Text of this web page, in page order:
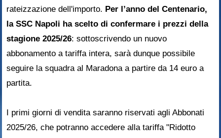
rateizzazione dell'importo. Per l’anno del Centenario,
la SSC Napoli ha scelto di confermare i prezzi della
stagione 2025/26: sottoscrivendo un nuovo
abbonamento a tariffa intera, sarà dunque possibile
seguire la squadra al Maradona a partire da 14 euro a
partita.
I primi giorni di vendita saranno riservati agli Abbonati
2025/26, che potranno accedere alla tariffa "Ridotto